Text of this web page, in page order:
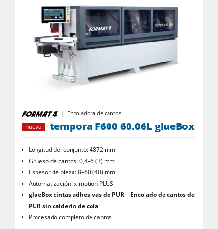
Encoladora de cantos
nueva
tempora F600 60.06L glueBox
Longitud del conjunto: 4872 mm
Grueso de cantos: 0,4–6 (3) mm
Espesor de pieza: 8–60 (40) mm
Automatización: x-motion PLUS
glueBox cintas adhesivas de PUR | Encolado de cantos de
PUR sin calderín de cola
Procesado completo de cantos